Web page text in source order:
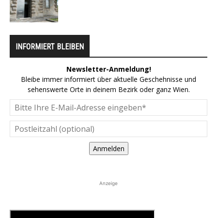
INFORMIERT BLEIBEN
Newsletter-Anmeldung!
Bleibe immer informiert über aktuelle Geschehnisse und
sehenswerte Orte in deinem Bezirk oder ganz Wien.
Anmelden
Anzeige